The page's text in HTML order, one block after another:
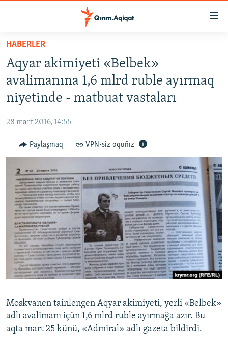
Esas
qaytmaq
Baş
navigatsiyağa
qaytmaq
Qıdıruvğa
SİYASET
İQTİSADİYAT
MEDENİYET
İNSAN AQLARI
SÜRET
BLOGLAR
FİKİR
Русский
Українською
HABERLER
Aqyar akimiyeti «Belbek»
avalimanına 1,6 mlrd ruble ayırmaq
niyetinde - matbuat vastaları
28 mart 2016, 14:55
Paylaşmaq VPN-siz oquñız
Moskvanen tainlengen Aqyar akimiyeti, yerli «Belbek»
adlı avalimanı içün 1,6 mlrd ruble ayırmağa azır. Bu
aqta mart 25 künü, «Admiral» adlı gazeta bildirdi.